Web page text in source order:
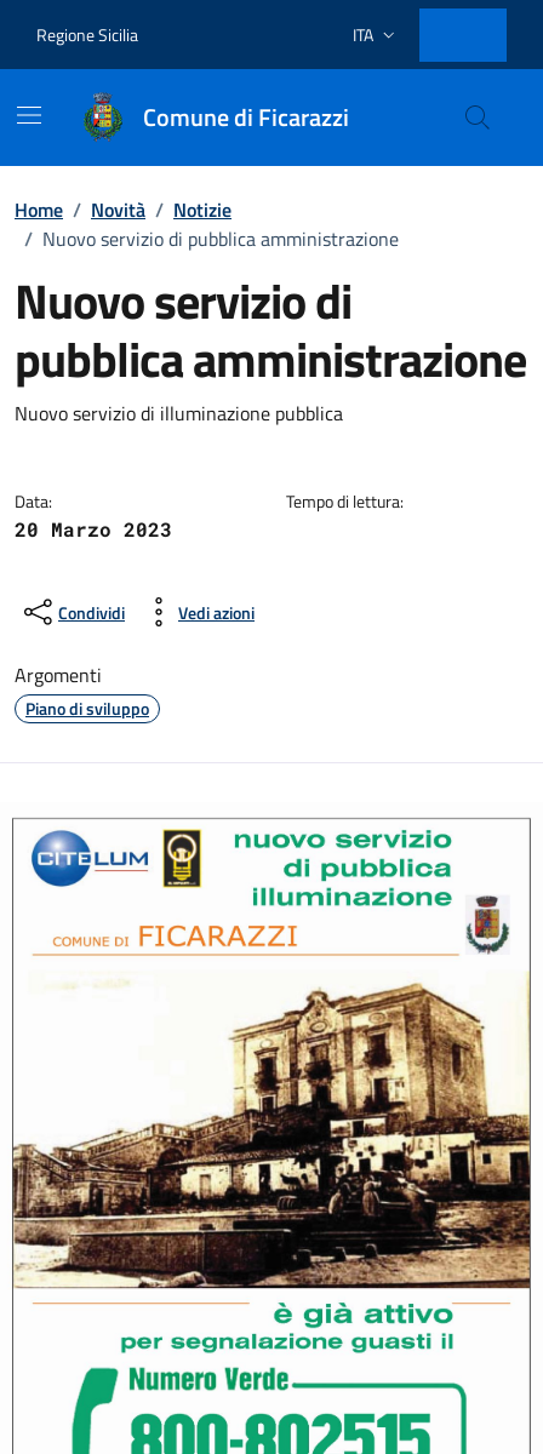
Regione Sicilia Lingua attiva:
ITA
Comune di Ficarazzi
Home / Novità / Notizie
/ Nuovo servizio di pubblica amministrazione
Nuovo servizio di
pubblica amministrazione
Dettagli della notizia
Nuovo servizio di illuminazione pubblica
Data:
20 Marzo 2023
Tempo di lettura:
Condividi Vedi azioni
Argomenti
Piano di sviluppo